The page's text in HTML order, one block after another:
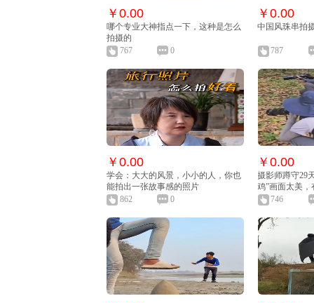
￥0.00
哪个专业大神指点一下，这种是怎么
拍摄的
767
0
￥0.00
中国风珠串拍
787
￥0.00
学会：大大的风景，小小的人，你也
能拍出一张故事感的照片
862
0
￥0.00
摄影师蹲守29
鸡”画面太美
746